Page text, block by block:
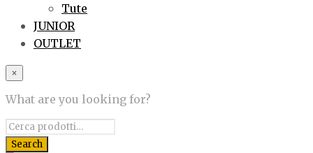
Tute
JUNIOR
OUTLET
×
What are you looking for?